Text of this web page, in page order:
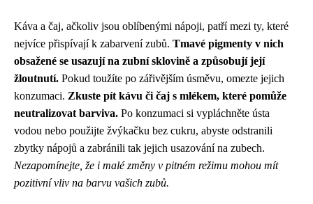
Káva a čaj, ačkoliv jsou oblíbenými nápoji, patří mezi ty, které
nejvíce přispívají k zabarvení zubů. Tmavé pigmenty v nich
obsažené se usazují na zubní sklovině a způsobují její
žloutnutí. Pokud toužíte po zářivějším úsměvu, omezte jejich
konzumaci. Zkuste pít kávu či čaj s mlékem, které pomůže
neutralizovat barviva. Po konzumaci si vypláchněte ústa
vodou nebo použijte žvýkačku bez cukru, abyste odstranili
zbytky nápojů a zabránili tak jejich usazování na zubech.
Nezapomínejte, že i malé změny v pitném režimu mohou mít
pozitivní vliv na barvu vašich zubů.